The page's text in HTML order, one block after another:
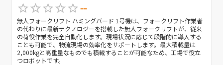
--
無人フォークリフト ハミングバード 1号機は、フォークリフト作業者
の代わりに最新テクノロジーを搭載した無人フォークリフトが、従来
の荷役作業を完全自動化します。現場状況に応じて段階的に導入する
ことも可能で、物流現場の効率化をサポートします。最大積載量は
2,000kgと高重量なものでも積載することが可能なため、工場で役立
つロボットです。